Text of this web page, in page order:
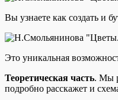
Вы узнаете как создать и
Это уникальная
Теоретическая часть. Мы
подробно расскажет и